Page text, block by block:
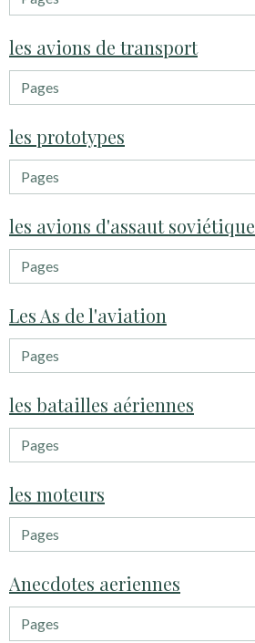
les avions de transport
les prototypes
les avions d'assaut soviétique
Les As de l'aviation
les batailles aériennes
les moteurs
Anecdotes aeriennes